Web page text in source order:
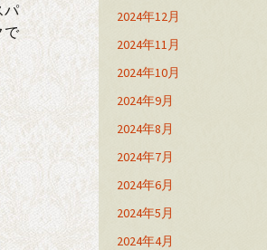
パ
で
2024年12月
2024年11月
2024年10月
2024年9月
2024年8月
2024年7月
2024年6月
2024年5月
2024年4月